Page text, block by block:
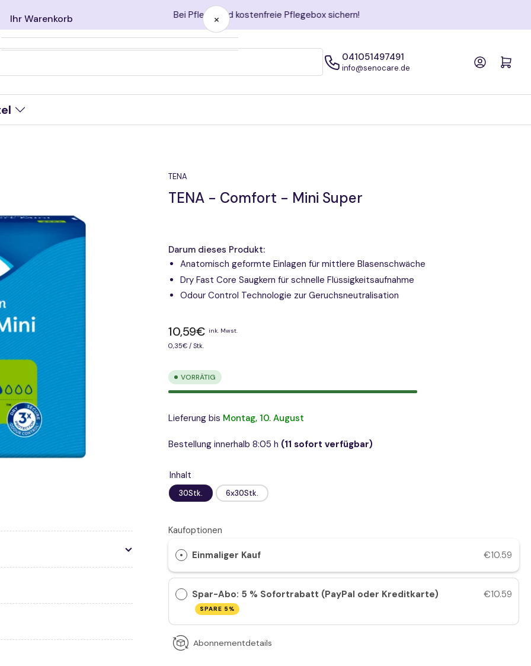
Bei Pflegegrad kostenfreie Pflegebox sichern!
041051497491
info@senocare.de
AnmeldenMini-Warenkorb öffnen
TENA
TENA - Comfort - Mini Super
Darum dieses Produkt:
Anatomisch geformte Einlagen für mittlere Blasenschwäche
Dry Fast Core Saugkern für schnelle Flüssigkeitsaufnahme
Odour Control Technologie zur Geruchsneutralisation
Normaler
Preis
10,59€ ink. Mwst.
Preis
0,35€ / pro
Stk.
VORRÄTIG
Lieferung bis Montag, 10. August
Bestellung innerhalb 8:05 h (11 sofort verfügbar)
Inhalt
30Stk. 6x30Stk.
Kaufoptionen
Einmaliger Kauf €10.59
Spar-Abo: 5 % Sofortrabatt (PayPal oder Kreditkarte)
SPARE 5%
€10.59
Abonnementdetails
Ihr Warenkorb ×